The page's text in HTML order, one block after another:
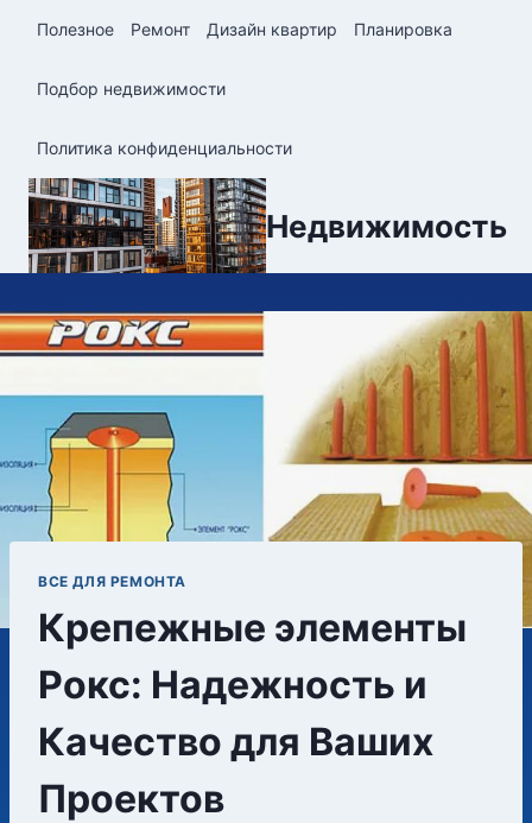
содержимому
Полезное Ремонт Дизайн квартир Планировка
Подбор недвижимости
Политика конфиденциальности
Недвижимость
ВСЕ ДЛЯ РЕМОНТА
Крепежные элементы
Рокс: Надежность и
Качество для Ваших
Проектов